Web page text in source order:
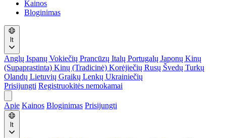
Kainos
Bloginimas
lt
Anglų Ispanų Vokiečių Prancūzų Italų Portugalų Japonų Kinų
(Supaprastinta) Kinų (Tradicinė) Korėjiečių Rusų Švedų Turkų
Olandų Lietuvių Graikų Lenkų Ukrainiečių
Prisijungti Registruokitės nemokamai
Apie Kainos Bloginimas Prisijungti
lt